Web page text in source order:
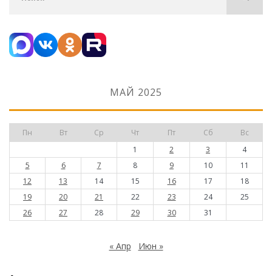
МАЙ 2025
Пн Вт Ср Чт Пт Сб
Вс
1
2 3
4
5
6 7 8 9 10
11
12
13 14 15 16 17
18
19
20 21 22 23 24
25
26
27 28 29 30 31
« Апр Июн »